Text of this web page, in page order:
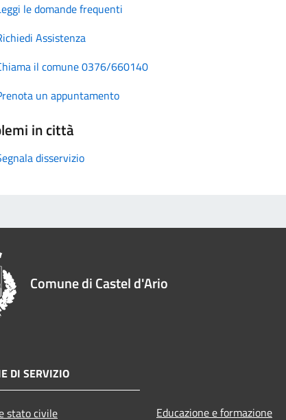
le domande frequenti
Assistenza
il comune 0376/660140
un appuntamento
in città
disservizio
Comune di Castel d'Ario
DI SERVIZIO
stato civile Educazione e formazione